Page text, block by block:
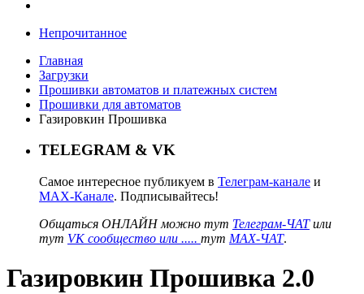
Непрочитанное
Главная
Загрузки
Прошивки автоматов и платежных систем
Прошивки для автоматов
Газировкин Прошивка
TELEGRAM & VK
Самое интересное публикуем в Телеграм-канале и
MAX-Канале. Подписывайтесь!
Общаться ОНЛАЙН можно тут Телеграм-ЧАТили
тут VK сообщество или ..... тут MAX-ЧАТ.
Газировкин Прошивка 2.0